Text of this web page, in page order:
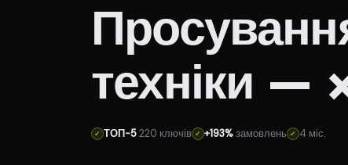
техніки —
✓ ТОП-5220 ключів ✓ +193%замовлень ✓ 4 міс.